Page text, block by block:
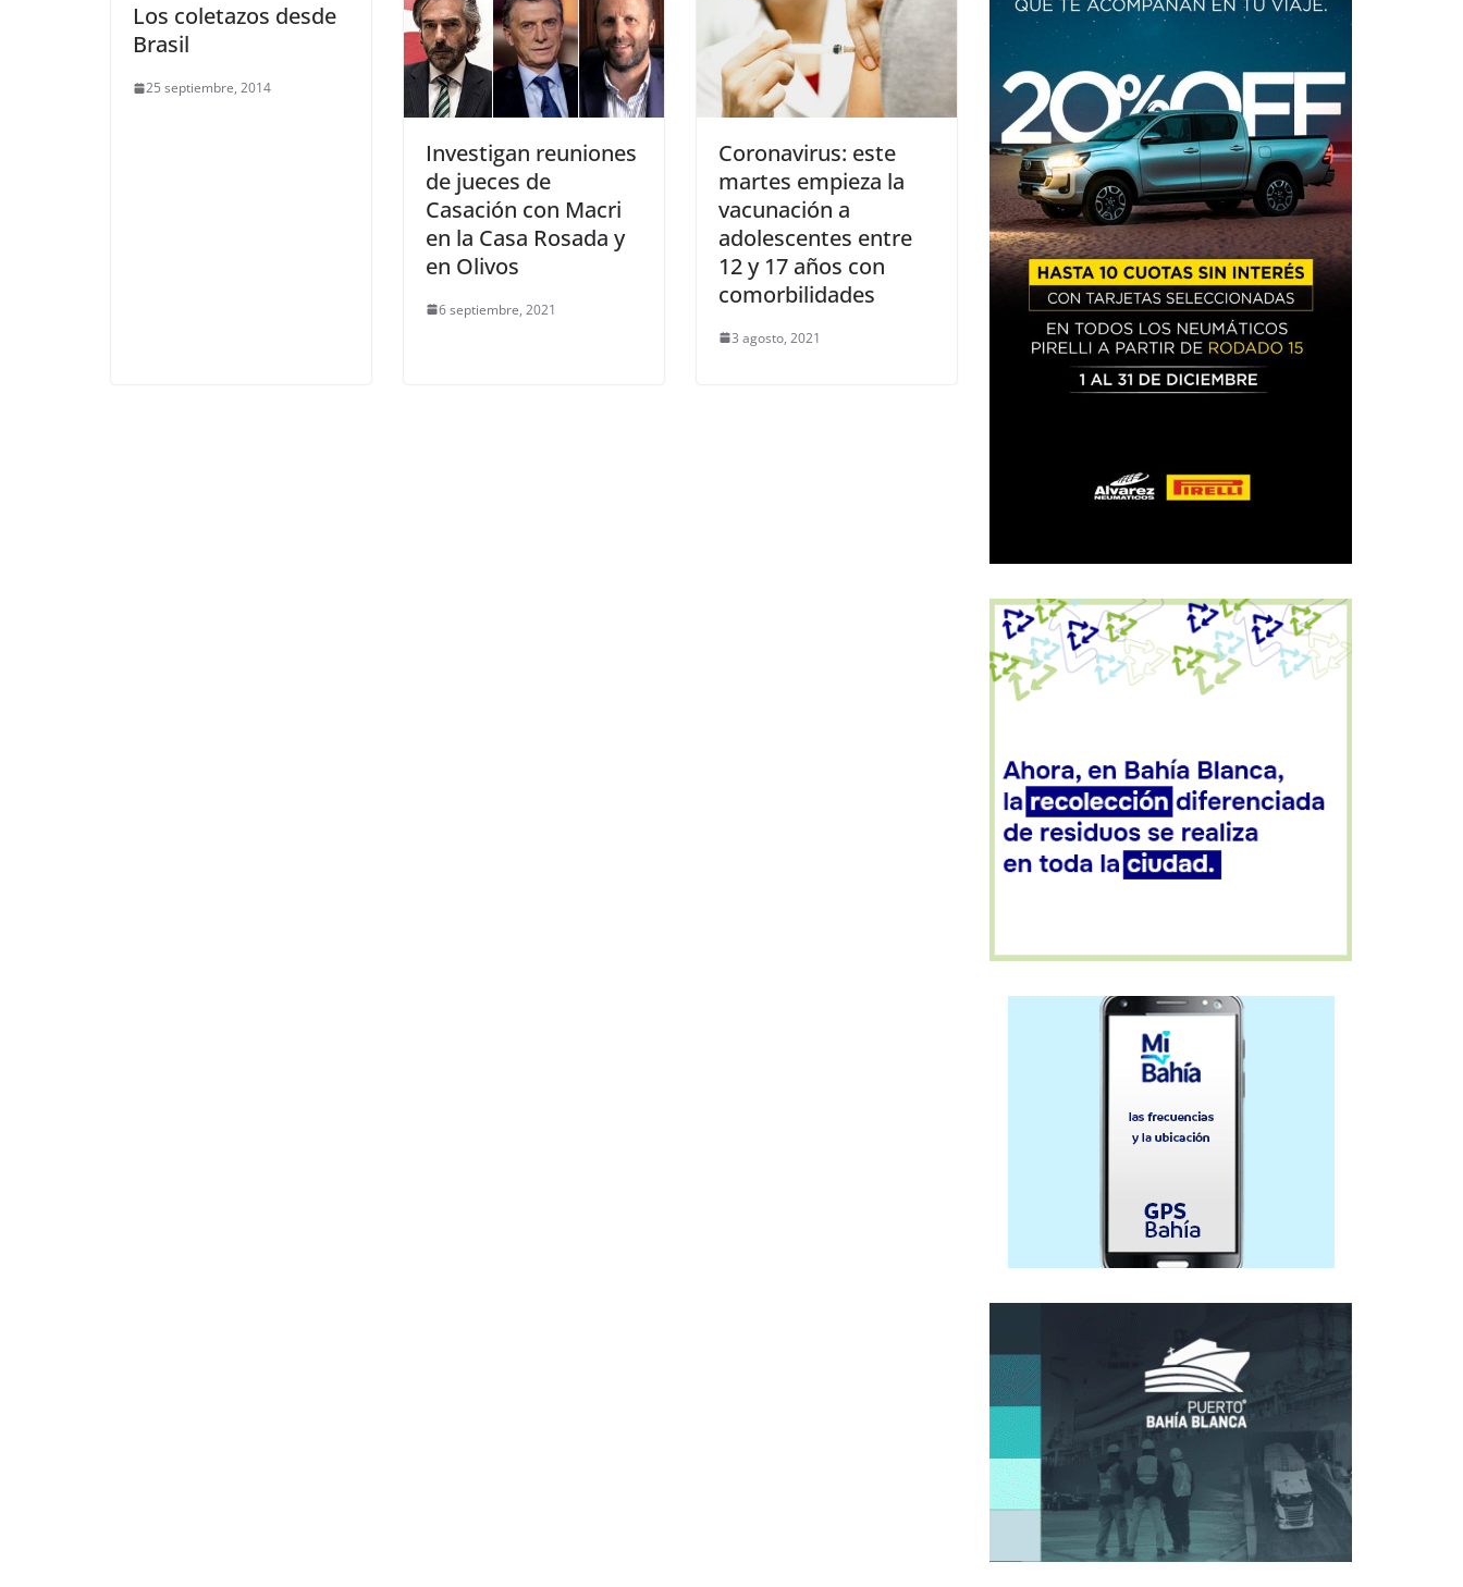
Los coletazos desde
Brasil
25 septiembre, 2014
Investigan reuniones
de jueces de
Casación con Macri
en la Casa Rosada y
en Olivos
6 septiembre, 2021
Coronavirus: este
martes empieza la
vacunación a
adolescentes entre
12 y 17 años con
comorbilidades
3 agosto, 2021